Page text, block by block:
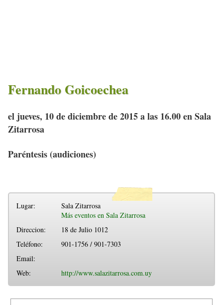
Fernando Goicoechea
el jueves, 10 de diciembre de 2015 a las 16.00 en Sala
Zitarrosa
Paréntesis (audiciones)
Lugar:
Sala Zitarrosa
Más eventos en Sala Zitarrosa
Direccion:
18 de Julio 1012
Teléfono:
901-1756 / 901-7303
Email:
Web:
http://www.salazitarrosa.com.uy